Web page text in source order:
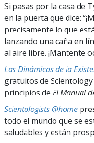
Si pasas por la casa de
en la puerta que dice:
precisamente lo que
lanzando una caña en
al aire libre. ¡Mantente
Las Dinámicas de la
gratuitos de
principios de El Manual
Scientologists @home
todo el mundo que se
saludables y están